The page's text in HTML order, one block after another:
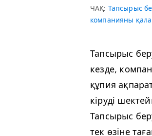
ЧАҚ: Тапсырыс
компанияны
Тапсырыс
кезде,
құпия
кіруді
Тапсырыс
тек өзіне